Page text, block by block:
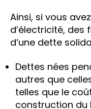
Ainsi, si vous
d’électricité, des
d’une dette
Dettes nées
autres que
telles que le
construction du